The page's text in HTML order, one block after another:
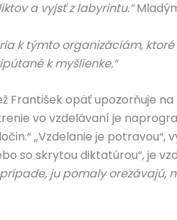
a vyjsť z labyrintu.“
k týmto organizáciám,
k myšlienke.“
opäť upozorňuje
vo vzdelávaní je
„Vzdelanie je
so skrytou diktatúrou“, je
ju pomaly orezávajú,